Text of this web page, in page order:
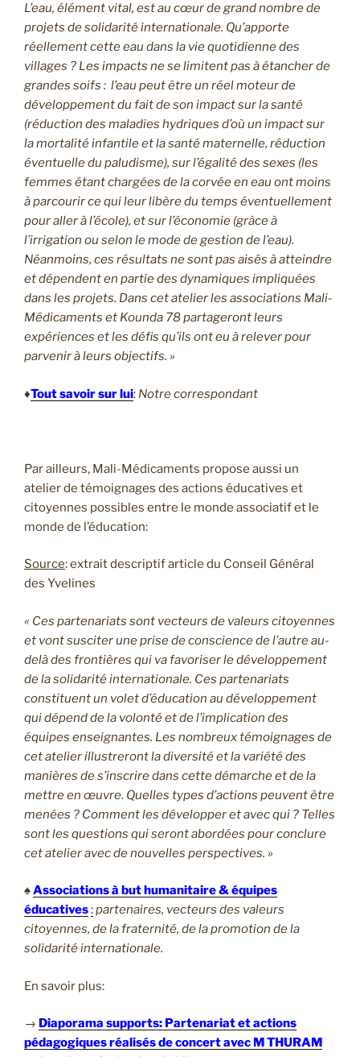
L’eau, élément vital, est au cœur de grand nombre de
projets de solidarité internationale. Qu’apporte
réellement cette eau dans la vie quotidienne des
villages ? Les impacts ne se limitent pas à étancher de
grandes soifs : l’eau peut être un réel moteur de
développement du fait de son impact sur la santé
(réduction des maladies hydriques d’où un impact sur
la mortalité infantile et la santé maternelle, réduction
éventuelle du paludisme), sur l’égalité des sexes (les
femmes étant chargées de la corvée en eau ont moins
à parcourir ce qui leur libère du temps éventuellement
pour aller à l’école), et sur l’économie (grâce à
l’irrigation ou selon le mode de gestion de l’eau).
Néanmoins, ces résultats ne sont pas aisés à atteindre
et dépendent en partie des dynamiques impliquées
dans les projets. Dans cet atelier les associations Mali-
Médicaments et Kounda 78 partageront leurs
expériences et les défis qu’ils ont eu à relever pour
parvenir à leurs objectifs. »
♦Tout savoir sur lui: Notre correspondant
Par ailleurs, Mali-Médicaments propose aussi un
atelier de témoignages des actions éducatives et
citoyennes possibles entre le monde associatif et le
monde de l’éducation:
Source: extrait descriptif article du Conseil Général
des Yvelines
« Ces partenariats sont vecteurs de valeurs citoyennes
et vont susciter une prise de conscience de l’autre au-
delà des frontières qui va favoriser le développement
de la solidarité internationale. Ces partenariats
constituent un volet d’éducation au développement
qui dépend de la volonté et de l’implication des
équipes enseignantes. Les nombreux témoignages de
cet atelier illustreront la diversité et la variété des
manières de s’inscrire dans cette démarche et de la
mettre en œuvre. Quelles types d’actions peuvent être
menées ? Comment les développer et avec qui ? Telles
sont les questions qui seront abordées pour conclure
cet atelier avec de nouvelles perspectives. »
♠Associations à but humanitaire & équipes
éducatives:partenaires, vecteurs des valeurs
citoyennes, de la fraternité, de la promotion de la
solidarité internationale.
En savoir plus:
→ Diaporama supports: Partenariat et actions
pédagogiques réalisés de concert avec M THURAM